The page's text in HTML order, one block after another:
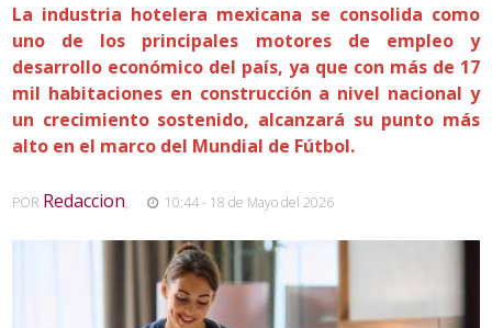
La industria hotelera mexicana se consolida como
uno de los principales motores de empleo y
desarrollo económico del país, ya que con más de 17
mil habitaciones en construcción a nivel nacional y
un crecimiento sostenido, alcanzará su punto más
alto en el marco del Mundial de Fútbol.
POR Redaccion, 10:44 - 18 de Mayo del 2026